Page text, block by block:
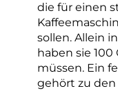
die für einen
sollen. Allein
haben sie 100
müssen. Ein
gehört zu